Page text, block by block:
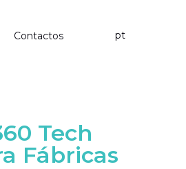
Contactos pt
Tech
Fábricas